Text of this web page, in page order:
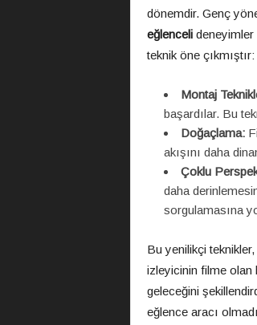
dönemdir. Genç
eğlencelideneyimler
teknik öne çıkmıştır:
Montaj
başardılar. Bu
Doğaçlama:
akışını daha
Çoklu
daha
sorgulamasına
Bu yenilikçi
izleyicinin filme olan
geleceğini
eğlence aracı